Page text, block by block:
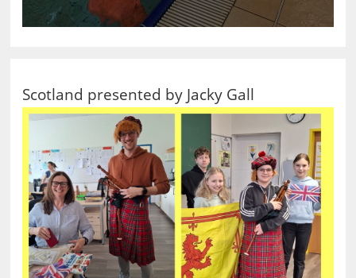
Scotland presented by Jacky Gall